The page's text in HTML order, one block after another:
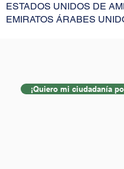
ESTADOS UNIDOS DE
EMIRATOS ÁRABES
¡Quiero mi ciudadanía